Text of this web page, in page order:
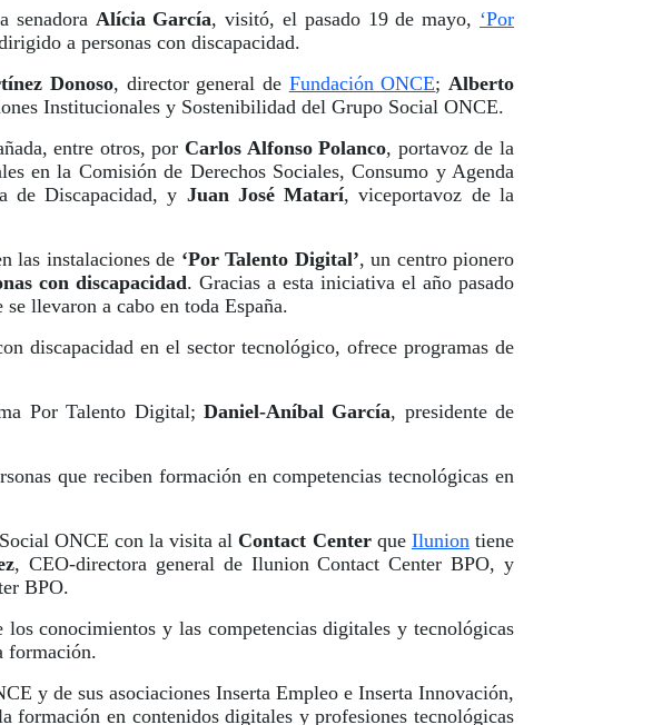
senadora Alícia García, visitó, el pasado 19 de mayo, ‘Por
a personas con discapacidad.
Donoso, director general de Fundación ONCE;Alberto
Institucionales y Sostenibilidad del Grupo Social ONCE.
entre otros, por Carlos Alfonso Polanco, portavoz de la
en la Comisión de Derechos Sociales, Consumo y Agenda
de Discapacidad, y Juan José Matarí, viceportavoz de la
las instalaciones de ‘Por Talento Digital’, un centro pionero
con discapacidad. Gracias a esta iniciativa el año pasado
llevaron a cabo en toda España.
discapacidad en el sector tecnológico, ofrece programas de
Por Talento Digital; Daniel-Aníbal García, presidente de
que reciben formación en competencias tecnológicas en
ONCE con la visita al Contact Centerque Iluniontiene
, CEO-directora general de Ilunion Contact Center BPO, y
BPO.
conocimientos y las competencias digitales y tecnológicas
formación.
y de sus asociaciones Inserta Empleo e Inserta Innovación,
formación en contenidos digitales y profesiones tecnológicas